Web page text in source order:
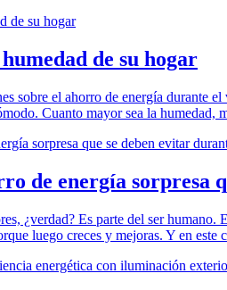
de su hogar
sobre el ahorro de energía durante
Cuanto mayor sea la
de energía sorpresa
¿verdad? Es parte del ser
luego creces y mejoras. Y en